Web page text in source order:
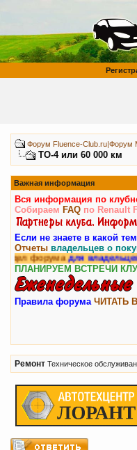
Форум Fluence-Club.ru|Форум
ТО-4 или 60 000 км
Важная информация
Вся информация по
Собираем FAQ по Renault
Если не знаете в какой
Отчеты владельцев о
для владельцев Рено
ПЛАНИРУЕМ ВСТРЕЧИ
Правила форума ЧИТАТЬ
Ремонт Техническое